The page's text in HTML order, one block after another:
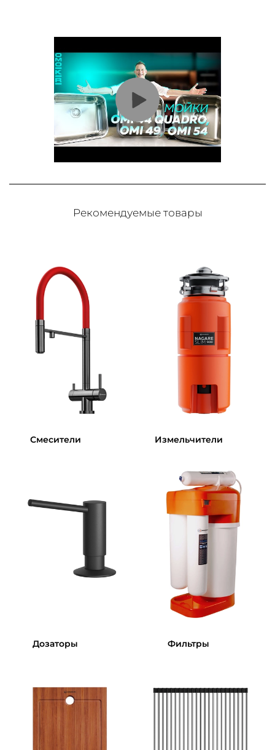
Рекомендуемые товары
Смесители Измельчители
Дозаторы Фильтры